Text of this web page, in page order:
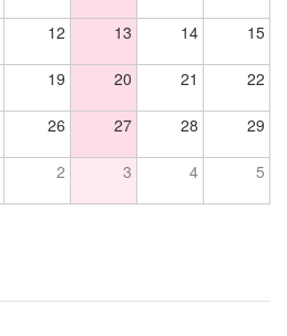
12 13 14 15
19 20 21 22
26 27 28 29
2 3 4 5